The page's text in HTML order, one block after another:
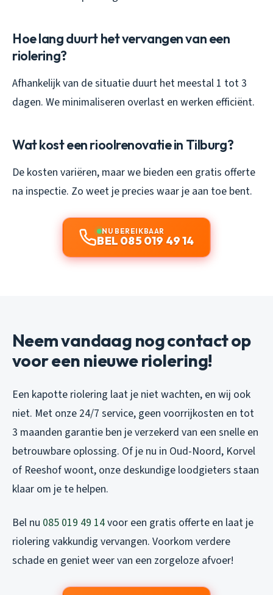
Hoe lang duurt het vervangen van een
riolering?
Afhankelijk van de situatie duurt het meestal 1 tot 3
dagen. We minimaliseren overlast en werken efficiënt.
Wat kost een rioolrenovatie in Tilburg?
De kosten variëren, maar we bieden een gratis offerte
na inspectie. Zo weet je precies waar je aan toe bent.
NU BEREIKBAAR
BEL 085 019 49 14
Neem vandaag nog contact op
voor een nieuwe riolering!
Een kapotte riolering laat je niet wachten, en wij ook
niet. Met onze 24/7 service, geen voorrijkosten en tot
3 maanden garantie ben je verzekerd van een snelle en
betrouwbare oplossing. Of je nu in Oud-Noord, Korvel
of Reeshof woont, onze deskundige loodgieters staan
klaar om je te helpen.
Bel nu 085 019 49 14voor een gratis offerte en laat je
riolering vakkundig vervangen. Voorkom verdere
schade en geniet weer van een zorgeloze afvoer!